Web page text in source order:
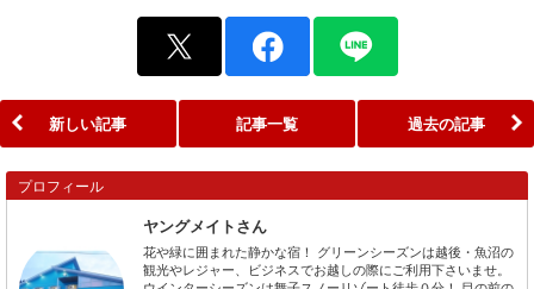
新しい記事 記事一覧 過去の記事
プロフィール
ヤングメイトさん
花や緑に囲まれた静かな宿！ グリーンシーズンは越後・魚沼の
観光やレジャー、ビジネスでお越しの際にご利用下さいませ。